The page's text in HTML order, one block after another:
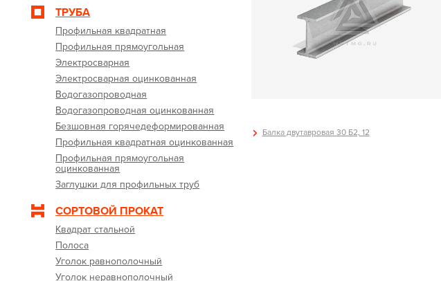
ТРУБА
Профильная квадратная
Профильная прямоугольная
Электросварная
Электросварная оцинкованная
Водогазопроводная
Водогазопроводная оцинкованная
Безшовная горячедеформированная
Профильная квадратная оцинкованная
Профильная прямоугольная
оцинкованная
Заглушки для профильных труб
СОРТОВОЙ ПРОКАТ
Квадрат стальной
Полоса
Уголок равнополочный
Уголок неравнополочный
Балка двутавровая 30 Б2, 12